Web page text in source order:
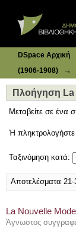
DSpace Αρχική
(1906-1908)
→
Πλοήγηση La
Μεταβείτε σε ένα
Ή πληκτρολογήστε
Ταξινόμηση κατά:
Αποτελέσματα
La Nouvelle
Άγνωστος